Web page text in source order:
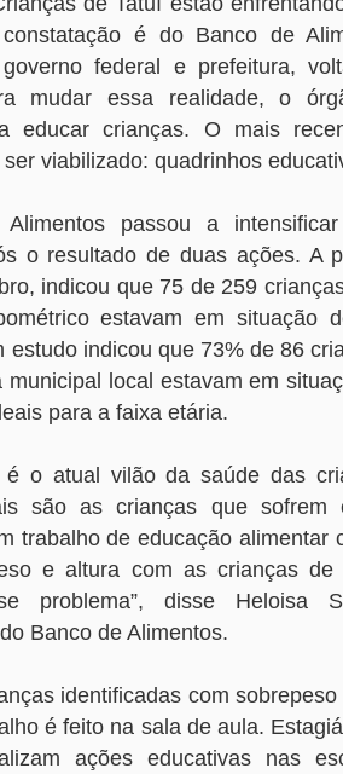
é do Banco de
federal e prefeitura,
mudar essa realidade, o
educar crianças. O mais
viabilizado: quadrinhos
passou a
o resultado de duas ações. A
indicou que 75 de 259
estavam em situação
estudo indicou que 73% de 86
municipal local estavam em
para a faixa etária.
é o atual vilão da saúde das
são as crianças que sofrem
trabalho de educação alimentar
e altura com as crianças
problema”, disse Heloisa
Banco de Alimentos.
identificadas com
é feito na sala de aula.
ações educativas nas